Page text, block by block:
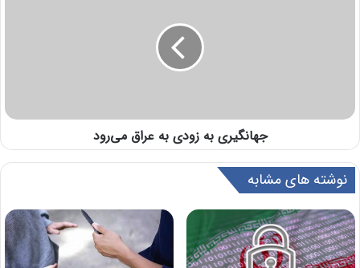
جهانگیری به زودی به عراق می‌رود
نوشته های مشابه